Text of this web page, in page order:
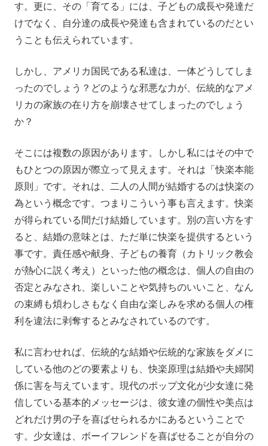
す。更に、その「育てる」には、子どもの成長や発達だ
けでなく、自分達の成長や発達も含まれているのだとい
うことも伝えられています。
しかし、アメリカ国民である私達は、一体どうしてしま
ったのでしょう？どのような邪悪な力が、伝統的なアメ
リカの家族の在り方を崩壊させてしまったのでしょう
か？
そこには複数の原因があります。しかし私にはその中で
もひとつの原因が際立って見えます。それは「快楽本能
原則」です。それは、二人の人間が結婚するのは快楽の
為という概念です。つまりこういう事も言えます。快楽
が得られている間だけ結婚しています。別の言い方をす
ると、結婚の意味とは、ただ単に快楽を提供するという
事です。責任感や献身、子どもの養育（カトリック教会
が熱心に説く考え）といった他の概念は、個人の自由の
否定とみなされ、楽しいことや気持ちのいいこと、なん
の束縛も煩わしさもなく自由な楽しみを求める個人の権
利を違法に剥奪するとみなされているのです。
私に言わせれば、伝統的な結婚や伝統的な家族をダメに
している他のどの要素よりも、快楽原理は結婚や夫婦関
係に害を与えています。現代のポップ文化が少女達に発
信している基本的メッセージは、彼女達の個性や美点は
どれだけ男の子を喜ばせられるかにあるということで
す。少女達は、ボーイフレンドを喜ばせることが自分の